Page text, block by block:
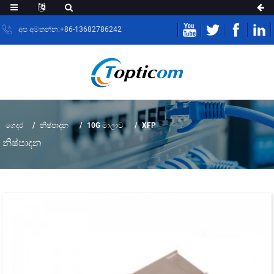
අප අමතන්න:+86-13682786242
ගෙදර නිෂ්පාදන 10G මාලාව XFP
නිෂ්පාදන